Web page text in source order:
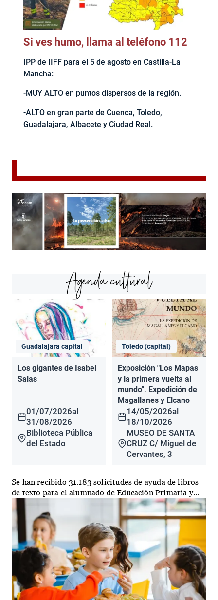
Si ves humo, llama al teléfono 112
IPP de IIFF para el 5 de agosto en Castilla-La
Mancha:
-MUY ALTO en puntos dispersos de la región.
-ALTO en gran parte de Cuenca, Toledo,
Guadalajara, Albacete y Ciudad Real.
Agenda cultural
Guadalajara capital
Los gigantes de Isabel
Salas
01/07/2026al
31/08/2026
Biblioteca Pública
del Estado
Toledo (capital)
Exposición "Los Mapas
y la primera vuelta al
mundo". Expedición de
Magallanes y Elcano
14/05/2026al
18/10/2026
MUSEO DE SANTA
CRUZ C/ Miguel de
Cervantes, 3
Se han recibido 31.183 solicitudes de ayuda de libros
de texto para el alumnado de Educación Primaria y...